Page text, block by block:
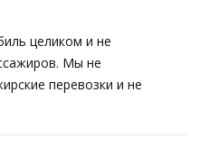
целиком и не
Мы не
перевозки и не